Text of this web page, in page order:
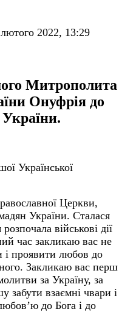
2022, 13:29
Митрополита
Онуфрія до
Української
Церкви,
України. Сталася
військові дії
час закликаю вас не
і проявити любов до
Закликаю вас перш
за Україну, за
забути взаємні чвари і
до Бога і до